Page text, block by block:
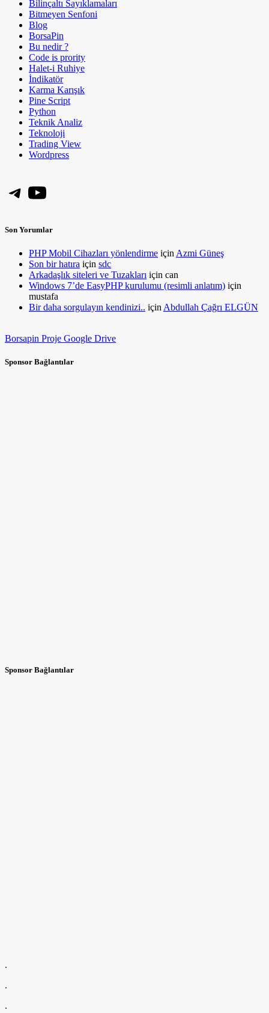
Bilinçaltı Sayıklamaları
Bitmeyen Senfoni
Blog
BorsaPin
Bu nedir ?
Code is prority
Halet-i Ruhiye
İndikatör
Karma Karışık
Pine Script
Python
Teknik Analiz
Teknoloji
Trading View
Wordpress
Telegram
YouTube
Son Yorumlar
PHP Mobil Cihazları yönlendirme için Azmi Güneş
Son bir hatıra için sdc
Arkadaşlık siteleri ve Tuzakları için can
Windows 7’de EasyPHP kurulumu (resimli anlatım) için
mustafa
Bir daha sorgulayın kendinizi.. için Abdullah Çağrı ELGÜN
Borsapin Proje Google Drive
Sponsor Bağlantılar
Sponsor Bağlantılar
.
.
.